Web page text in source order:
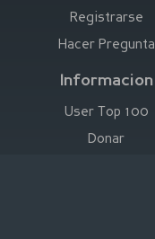
Registrarse
Hacer Pregunta
Informacion
User Top 100
Donar